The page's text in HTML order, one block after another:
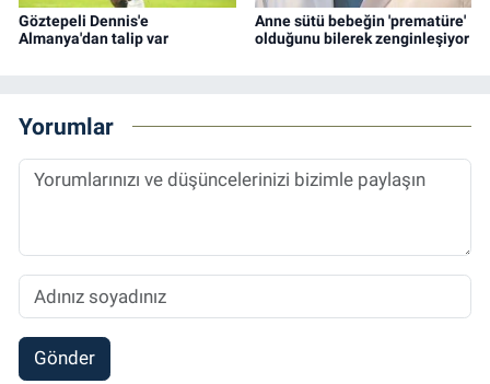
Göztepeli Dennis'e
Almanya'dan talip var
Anne sütü bebeğin 'prematüre'
olduğunu bilerek zenginleşiyor
Yorumlar
Gönder